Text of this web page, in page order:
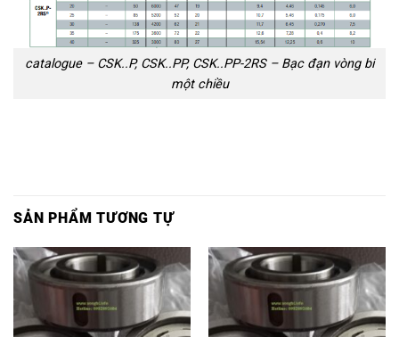
catalogue – CSK..P, CSK..PP, CSK..PP-2RS – Bạc đạn vòng bi
một chiều
SẢN PHẨM TƯƠNG TỰ